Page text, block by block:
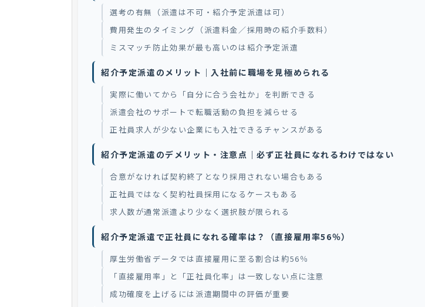
選考の有無（派遣は不可・紹介予定派遣は可）
費用発生のタイミング（派遣料金／採用時の紹介手数料）
ミスマッチ防止効果が最も高いのは紹介予定派遣
紹介予定派遣のメリット｜入社前に職場を見極められる
実際に働いてから「自分に合う会社か」を判断できる
派遣会社のサポートで転職活動の負担を減らせる
正社員求人が少ない企業にも入社できるチャンスがある
紹介予定派遣のデメリット・注意点｜必ず正社員になれるわけではない
合意がなければ契約終了となり採用されない場合もある
正社員ではなく契約社員採用になるケースもある
求人数が通常派遣より少なく選択肢が限られる
紹介予定派遣で正社員になれる確率は？（直接雇用率56％）
厚生労働省データでは直接雇用に至る割合は約56％
「直接雇用率」と「正社員化率」は一致しない点に注意
成功確度を上げるには派遣期間中の評価が重要